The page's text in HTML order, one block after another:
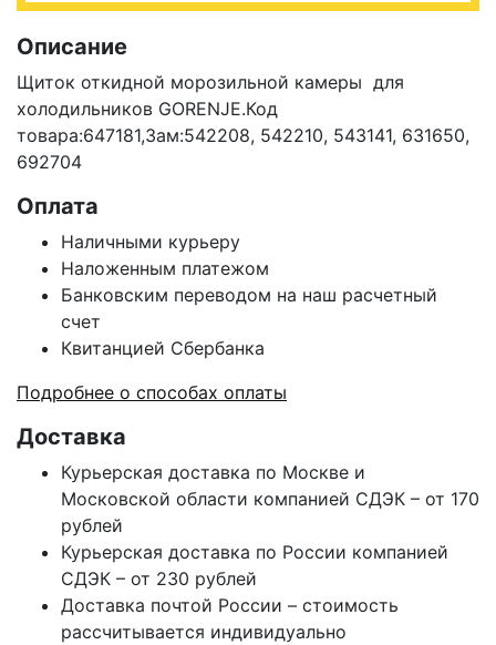
Описание
Щиток откидной морозильной камеры для
холодильников GORENJE.Код
товара:647181,Зам:542208, 542210, 543141, 631650,
692704
Оплата
Наличными курьеру
Наложенным платежом
Банковским переводом на наш расчетный
счет
Квитанцией Сбербанка
Подробнее о способах оплаты
Доставка
Курьерская доставка по Москве и
Московской области компанией СДЭК – от 170
рублей
Курьерская доставка по России компанией
СДЭК – от 230 рублей
Доставка почтой России – стоимость
рассчитывается индивидуально